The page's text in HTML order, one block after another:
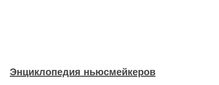
Энциклопедия ньюсмейкеров